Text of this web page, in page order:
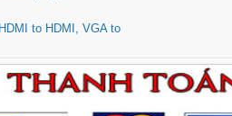
to HDMI, VGA to